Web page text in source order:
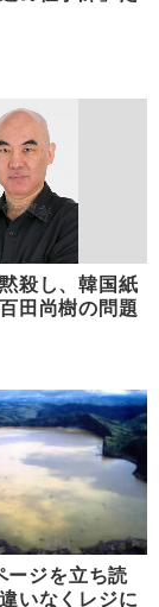
殺し、韓国紙
田尚樹の問題
ージを立ち読
いなくレジに